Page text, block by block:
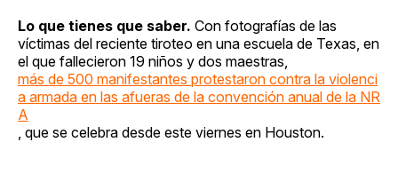
Lo que tienes que saber. Con fotografías de las
víctimas del reciente tiroteo en una escuela de Texas, en
el que fallecieron 19 niños y dos maestras,
más de 500 manifestantes protestaron contra la violenci
a armada en las afueras de la convención anual de la NR
A
, que se celebra desde este viernes en Houston.